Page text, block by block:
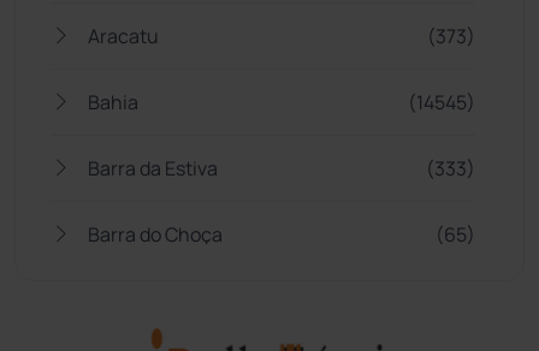
Aracatu (373)
Bahia (14545)
Barra da Estiva (333)
Barra do Choça (65)